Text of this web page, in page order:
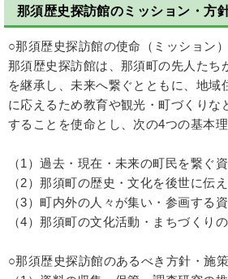
那須歴史探訪館のミッション・方
○那須歴史探訪館の使命（ミッション）
那須歴史探訪館は、那須町の先人たち
を継承し、未来へ繋ぐとともに、地域
に応えるため教育や観光・町づくりな
することを使命とし、次の4つの基本
（1）過去・現在・未来の町民を繋ぐ
（2）那須町の歴史・文化を後世に伝
（3）町内外の人々が集い・参画する
（4）那須町の文化活動・まちづくり
○那須歴史探訪館のあるべき方針・施策